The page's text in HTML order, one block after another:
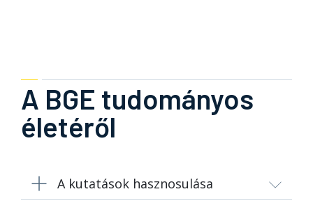
A BGE tudományos
életéről
A kutatások hasznosulása